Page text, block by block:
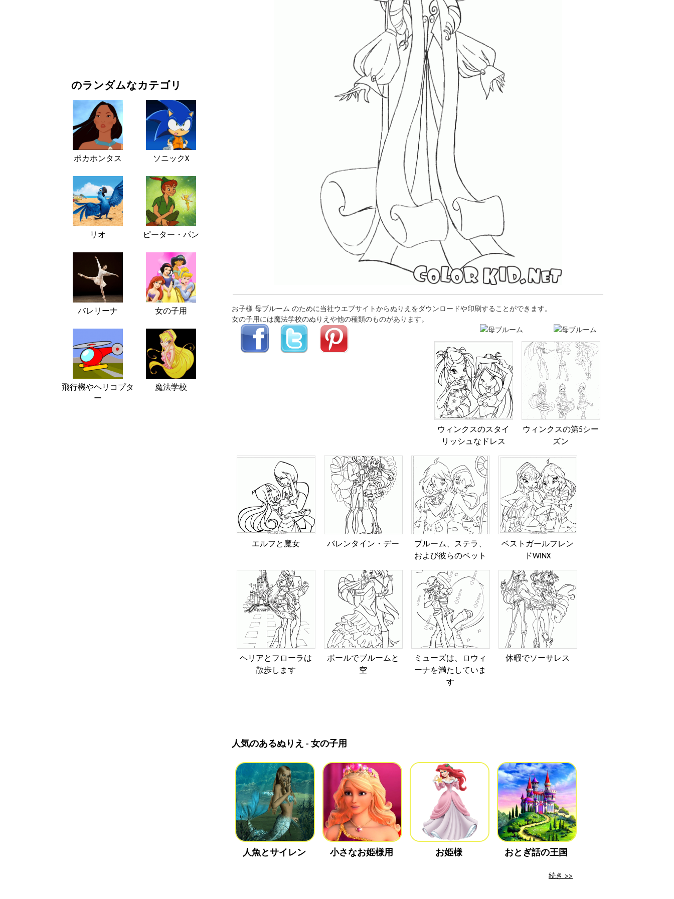
のランダムなカテゴリ
ポカホンタス ソニックX
リオ ピーター・パン
バレリーナ 女の子用
飛行機やヘリコプタ
ー
魔法学校
お子様 母ブルーム のために当社ウエブサイトからぬりえをダウンロードや印刷することができます。
女の子用には魔法学校のぬりえや他の種類のものがあります。
ウィンクスのスタイ
リッシュなドレス
ウィンクスの第5シー
ズン
エルフと魔女 バレンタイン・デー
ブルーム、ステラ、
および彼らのペット
ベストガールフレン
ドWINX
ヘリアとフローラは
散歩します
ボールでブルームと
空
ミューズは、ロウィ
ーナを満たしていま
す
休暇でソーサレス
人気のあるぬりえ - 女の子用
人魚とサイレン 小さなお姫様用 お姫様 おとぎ話の王国
続き >>